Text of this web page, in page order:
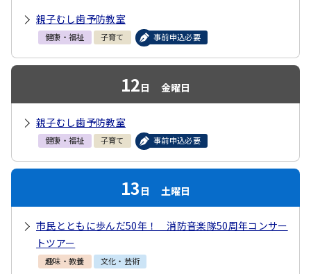
親子むし歯予防教室
健康・福祉 子育て 事前申込必要
12日 金曜日
親子むし歯予防教室
健康・福祉 子育て 事前申込必要
13 日 土曜日
市民とともに歩んだ50年！ 消防音楽隊50周年コンサー
トツアー
趣味・教養 文化・芸術